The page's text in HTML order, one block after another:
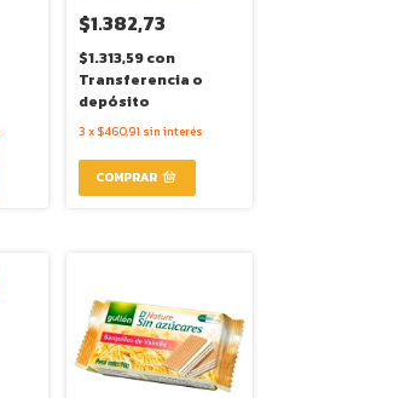
$1.382,73
$1.313,59con
Transferencia o
depósito
3 x $460,91 sin interés